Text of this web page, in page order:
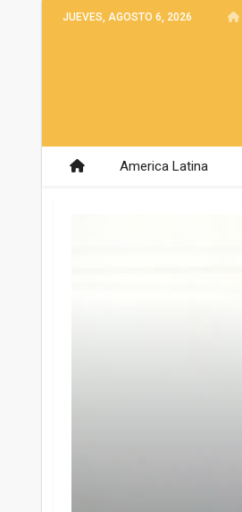
JUEVES, AGOSTO 6, 2026
America Latina